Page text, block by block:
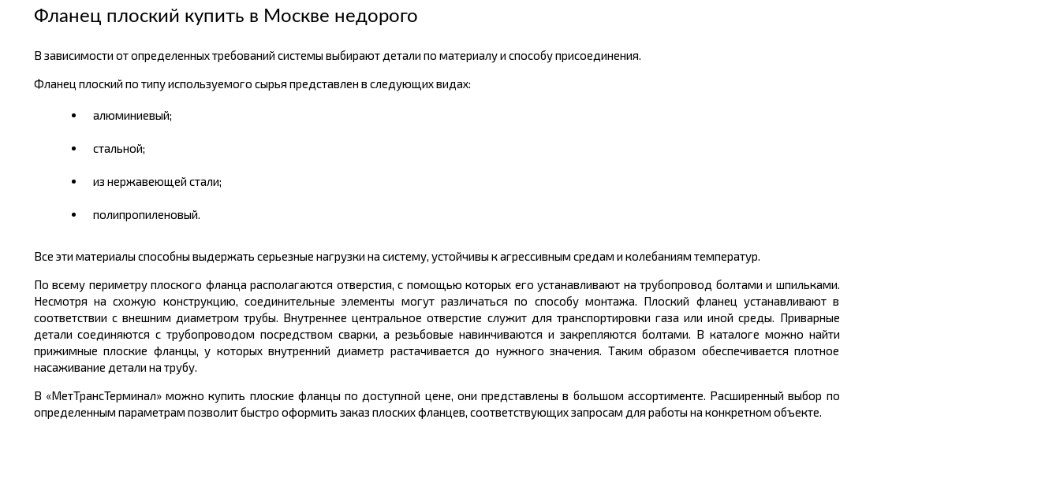
Фланец плоский купить в Москве недорого
В зависимости от определенных требований системы выбирают детали по материалу и способу присоединения.
Фланец плоский по типу используемого сырья представлен в следующих видах:
алюминиевый;
стальной;
из нержавеющей стали;
полипропиленовый.
Все эти материалы способны выдержать серьезные нагрузки на систему, устойчивы к агрессивным средам и колебаниям температур.
По всему периметру плоского фланца располагаются отверстия, с помощью которых его устанавливают на трубопровод болтами и шпильками.
Несмотря на схожую конструкцию, соединительные элементы могут различаться по способу монтажа. Плоский фланец устанавливают в
соответствии с внешним диаметром трубы. Внутреннее центральное отверстие служит для транспортировки газа или иной среды. Приварные
детали соединяются с трубопроводом посредством сварки, а резьбовые навинчиваются и закрепляются болтами. В каталоге можно найти
прижимные плоские фланцы, у которых внутренний диаметр растачивается до нужного значения. Таким образом обеспечивается плотное
насаживание детали на трубу.
В «МетТрансТерминал» можно купить плоские фланцы по доступной цене, они представлены в большом ассортименте. Расширенный выбор по
определенным параметрам позволит быстро оформить заказ плоских фланцев, соответствующих запросам для работы на конкретном объекте.